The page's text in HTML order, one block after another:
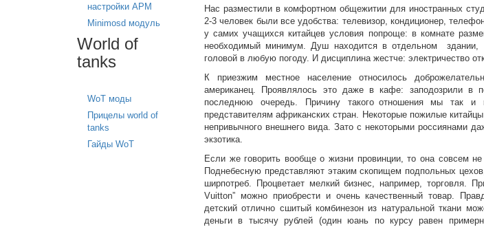
настройки APM
Minimosd модуль
World of
tanks
WoT моды
Прицелы world of
tanks
Гайды WoT
Нас разместили в комфортном общежитии для иностранных
2-3 человек были все удобства: телевизор, кондиционер,
у самих учащихся китайцев условия попроще: в комнате
необходимый минимум. Душ находится в отдельном здании,
головой в любую погоду. И дисциплина жестче: электричество
К приезжим местное население относилось
американец. Проявлялось это даже в кафе: заподозрили в
последнюю очередь. Причину такого отношения мы так
представителям африканских стран. Некоторые пожилые
непривычного внешнего вида. Зато с некоторыми россиянами
экзотика.
Если же говорить вообще о жизни провинции, то она совсем
Поднебесную представляют этаким скопищем подпольных
ширпотреб. Процветает мелкий бизнес, например, торговля.
Vuitton” можно приобрести и очень качественный товар.
детский отлично сшитый комбинезон из натуральной ткани
деньги в тысячу рублей (один юань по курсу равен